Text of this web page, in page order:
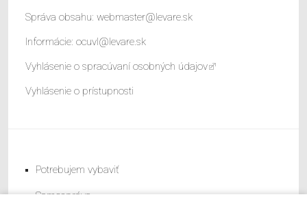
Správa obsahu: webmaster@levare.sk
Informácie: ocuvl@levare.sk
Vyhlásenie o spracúvaní osobných údajov
Vyhlásenie o prístupnosti
Potrebujem vybaviť
Samospráva